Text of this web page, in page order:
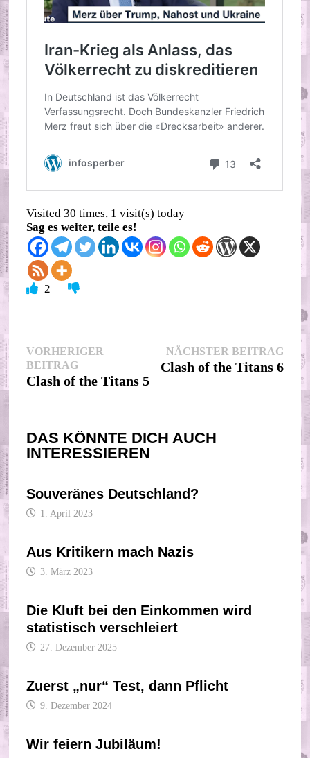
Visited 30 times, 1 visit(s) today
Sag es weiter, teile es!
2
Beitragsnavigation
VORHERIGER
BEITRAGVorheriger
Beitrag:
Clash of the Titans 5
NÄCHSTER BEITRAG
Clash of the Titans 6
DAS KÖNNTE DICH AUCH
INTERESSIEREN
Souveränes Deutschland?
1. April 2023
Aus Kritikern mach Nazis
3. März 2023
Die Kluft bei den Einkommen wird
statistisch verschleiert
27. Dezember 2025
Zuerst „nur“ Test, dann Pflicht
9. Dezember 2024
Wir feiern Jubiläum!